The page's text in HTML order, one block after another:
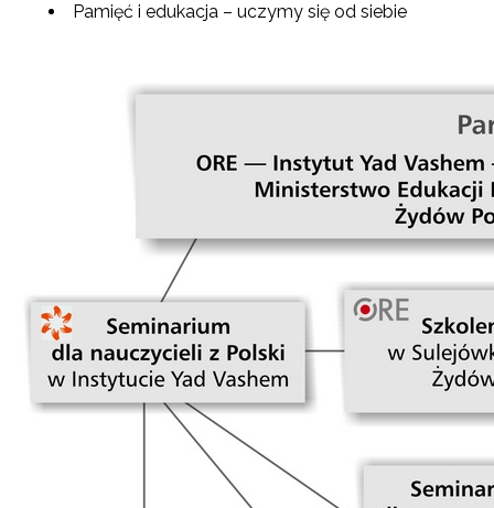
Pamięć i edukacja – uczymy się od siebie